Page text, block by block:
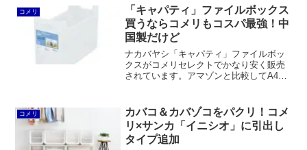
ウンのところ、コメリはホワイト。カイ
ンズ×吉川国工業所の「Skitto（スキッ
ト）」のように並べたり積み重ねるのに
便利です。
コメリ
「キャパティ」ファイルボックス
買うならコメリもコスパ最強！中
国製だけど
ナカバヤシ「キャパティ」ファイルボッ
クスがコメリセレクトでかなり安く販売
されています。アマゾンと比較してA4レ
しかし、アマゾンで販売されているプロ
パー（FB-E4-CRN）は日本製、コメリは
中国製です。
コメリ
カバコ＆カバゾコをパクリ！コメ
リ×サンカ「イニシオ」に引出し
タイプ追加